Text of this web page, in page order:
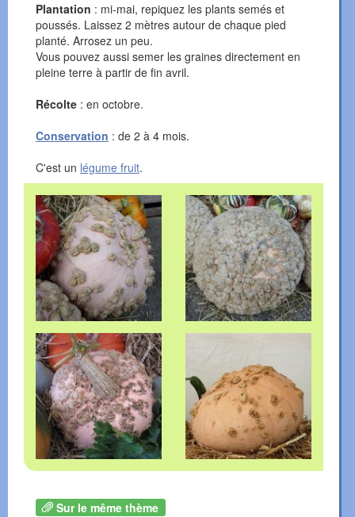
Plantation : mi-mai, repiquez les plants semés et
poussés. Laissez 2 mètres autour de chaque pied
planté. Arrosez un peu.
Vous pouvez aussi semer les graines directement en
pleine terre à partir de fin avril.
Récolte : en octobre.
Conservation : de 2 à 4 mois.
C'est un légume fruit.
Sur le même thème